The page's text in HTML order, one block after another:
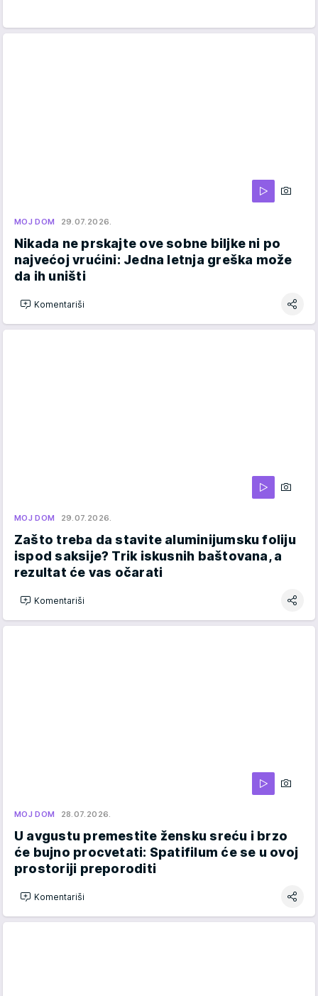
MOJ DOM 29.07.2026.
Nikada ne prskajte ove sobne biljke ni po
najvećoj vrućini: Jedna letnja greška može
da ih uništi
Komentariši
MOJ DOM 29.07.2026.
Zašto treba da stavite aluminijumsku foliju
ispod saksije? Trik iskusnih baštovana, a
rezultat će vas očarati
Komentariši
MOJ DOM 28.07.2026.
U avgustu premestite žensku sreću i brzo
će bujno procvetati: Spatifilum će se u ovoj
prostoriji preporoditi
Komentariši